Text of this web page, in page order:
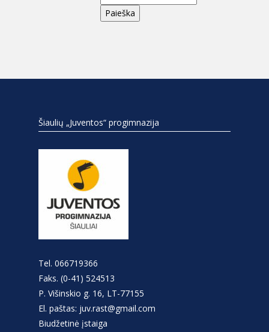
Šiaulių „Juventos“ progimnazija
Tel. 066719366
Faks. (0-41) 524513
P. Višinskio g. 16, LT-77155
El. paštas: juv.rast@gmail.com
Biudžetinė įstaiga